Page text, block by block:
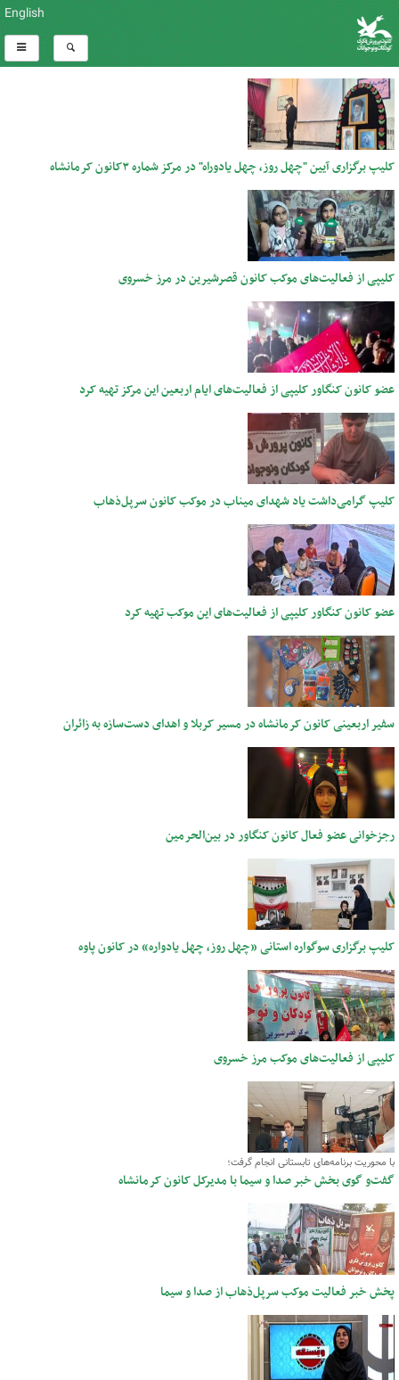
English
کلیپ برگزاری آیین "چهل روز، چهل یادوراه" در مرکز شماره ۳کانون کرمانشاه
کلیپی از فعالیت‌های موکب کانون قصرشیرین در مرز خسروی
عضو کانون کنگاور کلیپی از فعالیت‌های ایام اربعین این مرکز تهیه کرد
کلیپ گرامی‌داشت یاد شهدای میناب در موکب کانون سرپل‌ذهاب
عضو کانون کنگاور کلیپی از فعالیت‌های این موکب تهیه کرد
سفیر اربعینی کانون کرمانشاه در مسیر کربلا و اهدای دست‌سازه به زائران
رجزخوانی عضو فعال کانون کنگاور در بین‌الحرمین
کلیپ برگزاری سوگواره استانی «چهل روز، چهل یادواره» در کانون پاوه
کلیپی از فعالیت‌های موکب مرز خسروی
با محوریت برنامه‌های تابستانی انجام گرفت؛
گفت‌و گوی بخش خبر صدا و سیما با مدیرکل کانون کرمانشاه
پخش خبر فعالیت موکب سرپل‌ذهاب از صدا و سیما